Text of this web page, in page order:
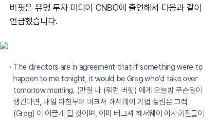
버핏은 유명 투자 미디어 CNBC에 출연해서 다음과 같이
언급했습니다.
The directors are in agreement that if something were to
happen to me tonight, it would be Greg who’d take over
tomorrow morning. (만일 나 (워런 버핏) 에게 오늘밤 무슨일이
생긴다면, 내일 아침부터 버크셔 해서웨이 기업 살림은 그렉
(Greg) 이 이끌게 될 것이며, 이미 버크셔 해서웨이 이사회진들이